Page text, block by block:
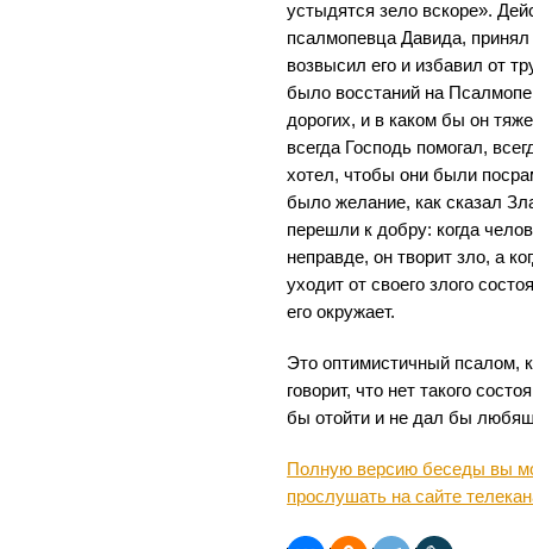
устыдятся зело вскоре».
псалмопевца Давида,
возвысил его и избавил от
было восстаний на
дорогих, и в каком бы он
всегда Господь помогал,
хотел, чтобы они были
было желание, как сказал
перешли к добру: когда
неправде, он творит зло, а
уходит от своего злого
его окружает.
Это оптимистичный псалом,
говорит, что нет такого
бы отойти и не дал бы
Полную версию беседы вы
прослушать на сайте